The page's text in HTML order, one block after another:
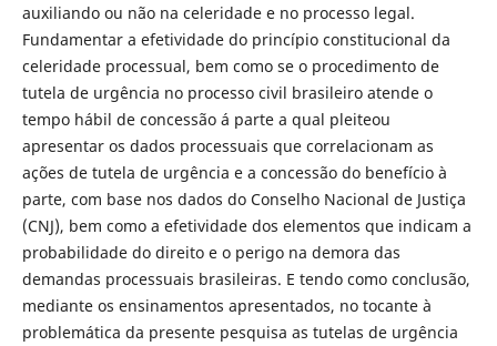
auxiliando ou não na celeridade e no processo legal.
Fundamentar a efetividade do princípio constitucional da
celeridade processual, bem como se o procedimento de
tutela de urgência no processo civil brasileiro atende o
tempo hábil de concessão á parte a qual pleiteou
apresentar os dados processuais que correlacionam as
ações de tutela de urgência e a concessão do benefício à
parte, com base nos dados do Conselho Nacional de Justiça
(CNJ), bem como a efetividade dos elementos que indicam a
probabilidade do direito e o perigo na demora das
demandas processuais brasileiras. E tendo como conclusão,
mediante os ensinamentos apresentados, no tocante à
problemática da presente pesquisa as tutelas de urgência